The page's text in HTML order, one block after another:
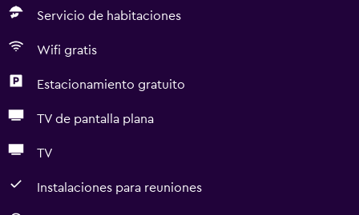
Servicio de habitaciones
Wifi gratis
Estacionamiento gratuito
TV de pantalla plana
TV
Instalaciones para reuniones